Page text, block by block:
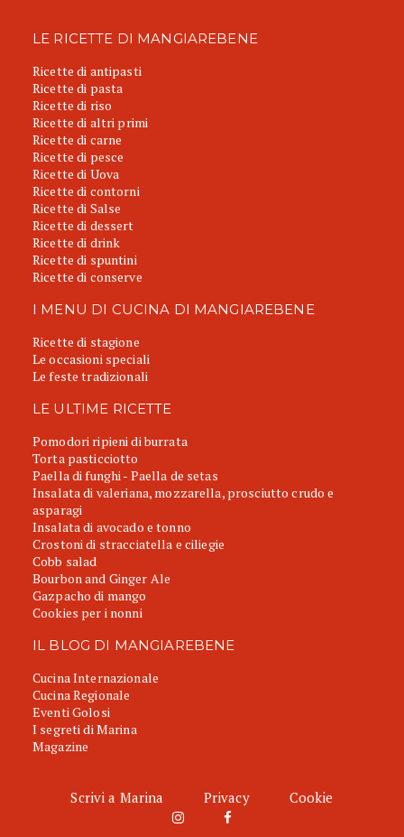
LE RICETTE DI MANGIAREBENE
Ricette di antipasti
Ricette di pasta
Ricette di riso
Ricette di altri primi
Ricette di carne
Ricette di pesce
Ricette di Uova
Ricette di contorni
Ricette di Salse
Ricette di dessert
Ricette di drink
Ricette di spuntini
Ricette di conserve
I MENU DI CUCINA DI MANGIAREBENE
Ricette di stagione
Le occasioni speciali
Le feste tradizionali
LE ULTIME RICETTE
Pomodori ripieni di burrata
Torta pasticciotto
Paella di funghi - Paella de setas
Insalata di valeriana, mozzarella, prosciutto crudo e
asparagi
Insalata di avocado e tonno
Crostoni di stracciatella e ciliegie
Cobb salad
Bourbon and Ginger Ale
Gazpacho di mango
Cookies per i nonni
IL BLOG DI MANGIAREBENE
Cucina Internazionale
Cucina Regionale
Eventi Golosi
I segreti di Marina
Magazine
Scrivi a Marina Privacy Cookie